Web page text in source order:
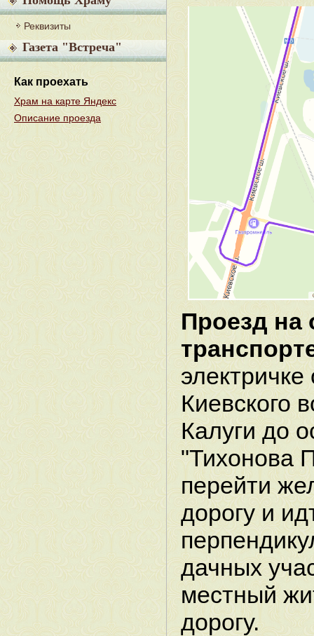
Реквизиты
Газета "Встреча"
Как проехать
Храм на карте Яндекс
Описание проезда
Проезд на
Киевского
Калуги до
"Тихонова
перейти
дорогу и
дачных
местный
дорогу.